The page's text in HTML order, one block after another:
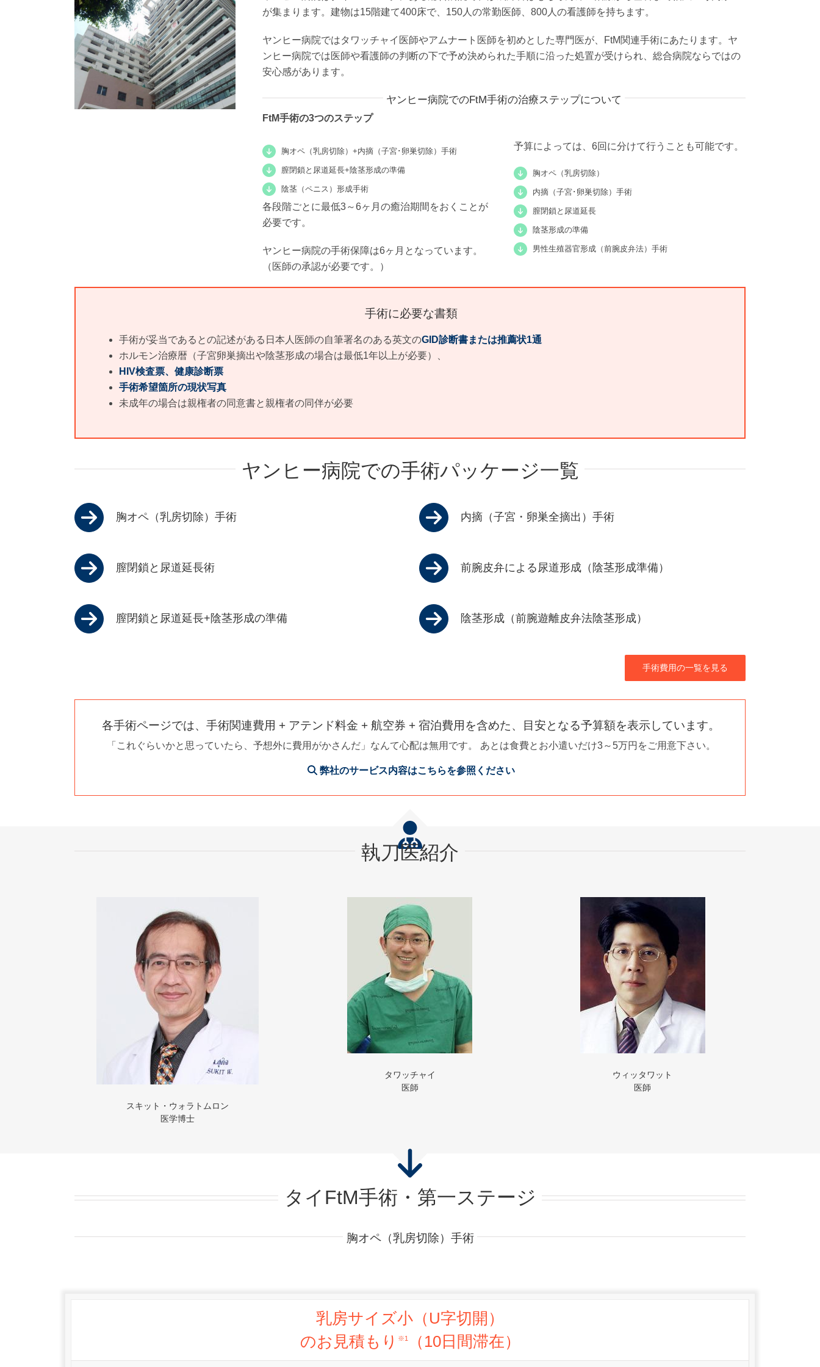
が集まります。建物は15階建て400床で、150人の常勤医師、800人の看護師を持ちます。
ヤンヒー病院ではタワッチャイ医師やアムナート医師を初めとした専門医が、FtM関連手術にあたります。ヤ
ンヒー病院では医師や看護師の判断の下で予め決められた手順に沿った処置が受けられ、総合病院ならではの
安心感があります。
ヤンヒー病院でのFtM手術の治療ステップについて
FtM手術の3つのステップ
胸オペ（乳房切除）+内摘（子宮･卵巣切除）手術
膣閉鎖と尿道延長+陰茎形成の準備
陰茎（ペニス）形成手術
各段階ごとに最低3～6ヶ月の癒治期間をおくことが
必要です。
ヤンヒー病院の手術保障は6ヶ月となっています。
（医師の承認が必要です。）
予算によっては、6回に分けて行うことも可能です。
胸オペ（乳房切除）
内摘（子宮･卵巣切除）手術
膣閉鎖と尿道延長
陰茎形成の準備
男性生殖器官形成（前腕皮弁法）手術
手術に必要な書類
手術が妥当であるとの記述がある日本人医師の自筆署名のある英文のGID診断書または推薦状1通
ホルモン治療暦（子宮卵巣摘出や陰茎形成の場合は最低1年以上が必要）、
HIV検査票、健康診断票
手術希望箇所の現状写真
未成年の場合は親権者の同意書と親権者の同伴が必要
ヤンヒー病院での手術パッケージ一覧
胸オペ（乳房切除）手術 内摘（子宮・卵巣全摘出）手術
膣閉鎖と尿道延長術 前腕皮弁による尿道形成（陰茎形成準備）
膣閉鎖と尿道延長+陰茎形成の準備 陰茎形成（前腕遊離皮弁法陰茎形成）
手術費用の一覧を見る
各手術ページでは、手術関連費用 + アテンド料金 + 航空券 + 宿泊費用を含めた、目安となる予算額を表示しています。
「これぐらいかと思っていたら、予想外に費用がかさんだ」なんて心配は無用です。 あとは食費とお小遣いだけ3～5万円をご用意下さい。
弊社のサービス内容はこちらを参照ください
執刀医紹介
スキット・ウォラトムロン
医学博士
タワッチャイ
医師
ウィッタワット
医師
タイFtM手術・第一ステージ
胸オペ（乳房切除）手術
乳房サイズ小（U字切開）
のお見積もり
※1（10日間滞在）